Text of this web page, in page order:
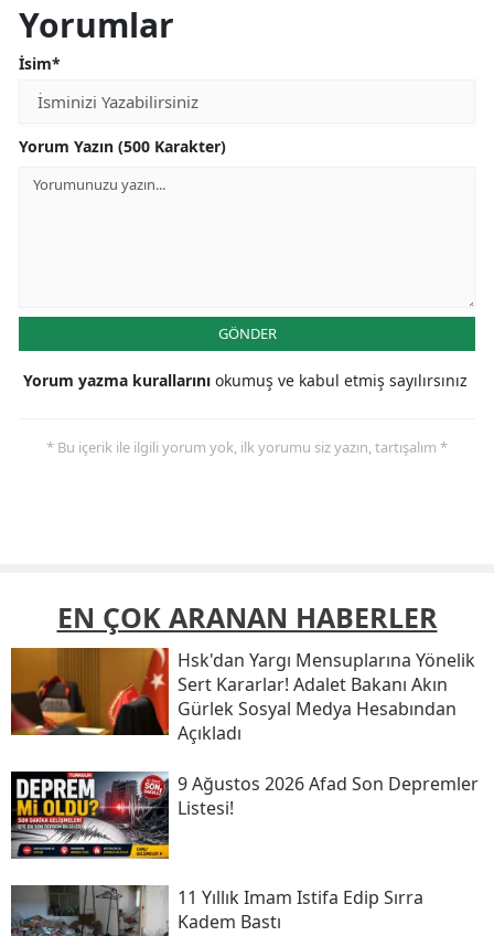
Yorumlar
İsim*
Yorum Yazın (500 Karakter)
GÖNDER
Yorum yazma kurallarını okumuş ve kabul etmiş sayılırsınız
* Bu içerik ile ilgili yorum yok, ilk yorumu siz yazın, tartışalım *
EN ÇOK ARANAN HABERLER
Hsk'dan Yargı Mensuplarına Yönelik
Sert Kararlar! Adalet Bakanı Akın
Gürlek Sosyal Medya Hesabından
Açıkladı
9 Ağustos 2026 Afad Son Depremler
Listesi!
11 Yıllık Imam Istifa Edip Sırra
Kadem Bastı